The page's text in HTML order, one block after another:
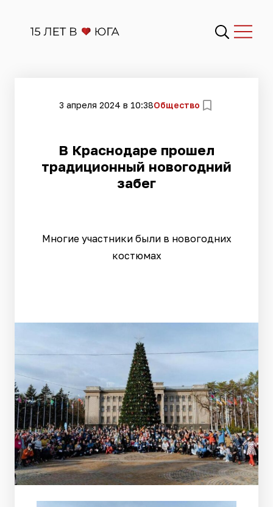
3 апреля 2024 в 10:38Общество
В Краснодаре прошел
традиционный новогодний
забег
Многие участники были в новогодних
костюмах